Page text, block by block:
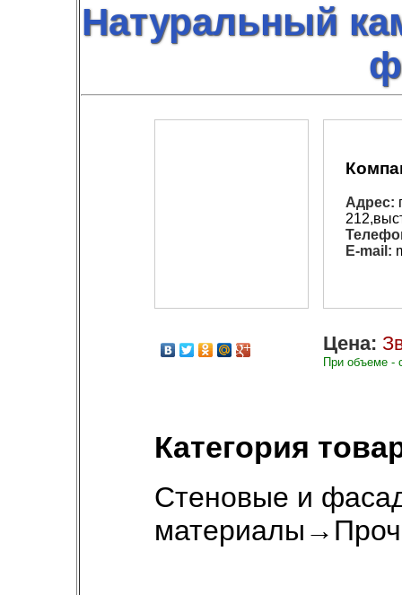
Натуральный
Адрес:
E-mail:
Цена:
При объеме -
Категория
Стеновые и
материалы →